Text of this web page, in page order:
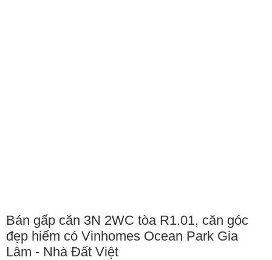
Bán gấp căn 3N 2WC tòa R1.01, căn góc
đẹp hiếm có Vinhomes Ocean Park Gia
Lâm - Nhà Đất Việt